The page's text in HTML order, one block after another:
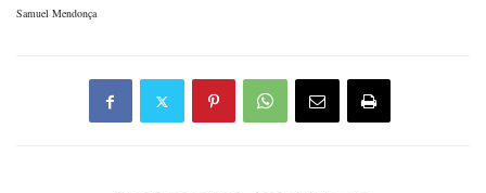
Samuel Mendonça